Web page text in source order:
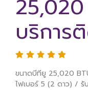
บริการ
ขนาดบีทียู 25,020
ไฟเบอร์ 5 (2 ดาว) / รั